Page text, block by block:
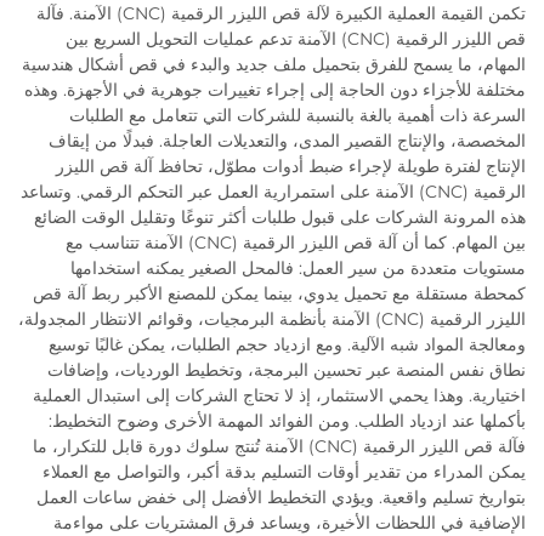
تكمن القيمة العملية الكبيرة لآلة قص الليزر الرقمية (CNC) الآمنة. فآلة
قص الليزر الرقمية (CNC) الآمنة تدعم عمليات التحويل السريع بين
المهام، ما يسمح للفرق بتحميل ملف جديد والبدء في قص أشكال هندسية
مختلفة للأجزاء دون الحاجة إلى إجراء تغييرات جوهرية في الأجهزة. وهذه
السرعة ذات أهمية بالغة بالنسبة للشركات التي تتعامل مع الطلبات
المخصصة، والإنتاج القصير المدى، والتعديلات العاجلة. فبدلًا من إيقاف
الإنتاج لفترة طويلة لإجراء ضبط أدوات مطوّل، تحافظ آلة قص الليزر
الرقمية (CNC) الآمنة على استمرارية العمل عبر التحكم الرقمي. وتساعد
هذه المرونة الشركات على قبول طلبات أكثر تنوعًا وتقليل الوقت الضائع
بين المهام. كما أن آلة قص الليزر الرقمية (CNC) الآمنة تتناسب مع
مستويات متعددة من سير العمل: فالمحل الصغير يمكنه استخدامها
كمحطة مستقلة مع تحميل يدوي، بينما يمكن للمصنع الأكبر ربط آلة قص
الليزر الرقمية (CNC) الآمنة بأنظمة البرمجيات، وقوائم الانتظار المجدولة،
ومعالجة المواد شبه الآلية. ومع ازدياد حجم الطلبات، يمكن غالبًا توسيع
نطاق نفس المنصة عبر تحسين البرمجة، وتخطيط الورديات، وإضافات
اختيارية. وهذا يحمي الاستثمار، إذ لا تحتاج الشركات إلى استبدال العملية
بأكملها عند ازدياد الطلب. ومن الفوائد المهمة الأخرى وضوح التخطيط:
فآلة قص الليزر الرقمية (CNC) الآمنة تُنتج سلوك دورة قابل للتكرار، ما
يمكن المدراء من تقدير أوقات التسليم بدقة أكبر، والتواصل مع العملاء
بتواريخ تسليم واقعية. ويؤدي التخطيط الأفضل إلى خفض ساعات العمل
الإضافية في اللحظات الأخيرة، ويساعد فرق المشتريات على مواءمة